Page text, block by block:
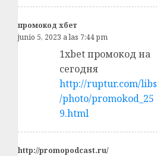
промокод хбет
junio 5, 2023 a las 7:44 pm
1xbet промокод на
сегодня
http://ruptur.com/libs
/photo/promokod_25
9.html
http://promopodcast.ru/